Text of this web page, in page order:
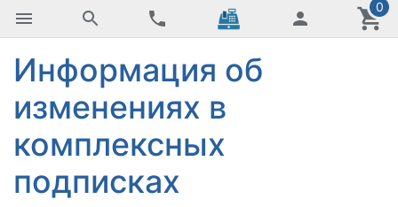
0
Информация об
изменениях в
комплексных
подписках